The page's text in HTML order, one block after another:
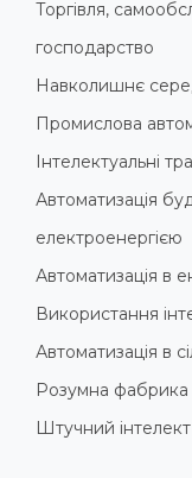
Торгівля,
господарство
Навколишнє
Промислова
Інтелектуальні
Автоматизація
електроенергією
Автоматизація в
Використання
Автоматизація в
Розумна фабрика
Штучний